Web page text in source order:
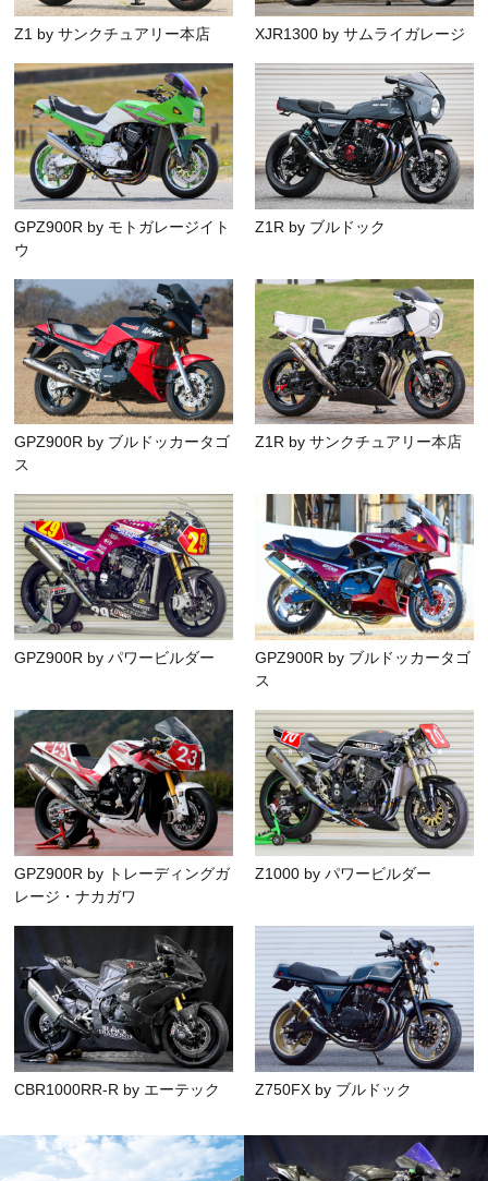
Z1 by サンクチュアリー本店 XJR1300 by サムライガレージ
GPZ900R by モトガレージイト
ウ
Z1R by ブルドック
GPZ900R by ブルドッカータゴ
ス
Z1R by サンクチュアリー本店
GPZ900R by パワービルダー
GPZ900R by ブルドッカータゴ
ス
GPZ900R by トレーディングガ
レージ・ナカガワ
Z1000 by パワービルダー
CBR1000RR-R by エーテック Z750FX by ブルドック